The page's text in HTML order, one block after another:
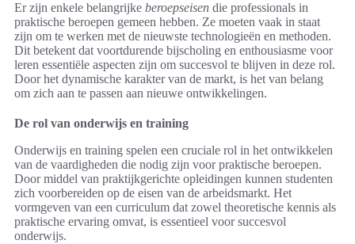
Er zijn enkele belangrijke beroepseisen die professionals in
praktische beroepen gemeen hebben. Ze moeten vaak in staat
zijn om te werken met de nieuwste technologieën en methoden.
Dit betekent dat voortdurende bijscholing en enthousiasme voor
leren essentiële aspecten zijn om succesvol te blijven in deze rol.
Door het dynamische karakter van de markt, is het van belang
om zich aan te passen aan nieuwe ontwikkelingen.
De rol van onderwijs en training
Onderwijs en training spelen een cruciale rol in het ontwikkelen
van de vaardigheden die nodig zijn voor praktische beroepen.
Door middel van praktijkgerichte opleidingen kunnen studenten
zich voorbereiden op de eisen van de arbeidsmarkt. Het
vormgeven van een curriculum dat zowel theoretische kennis als
praktische ervaring omvat, is essentieel voor succesvol
onderwijs.